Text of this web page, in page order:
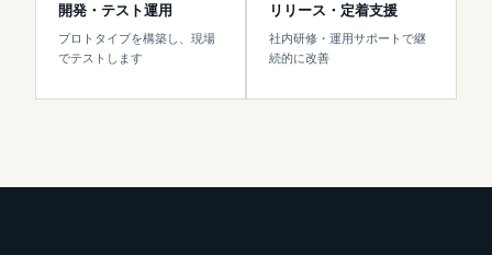
開発・テスト運用
プロトタイプを構築し、現場
でテストします
リリース・定着支援
社内研修・運用サポートで継
続的に改善